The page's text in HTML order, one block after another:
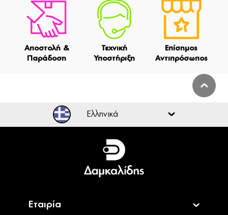
Αποστολή &
Παράδοση
Τεχνική
Υποστήριξη
Επίσημος
Αντιπρόσωπος
Ελληνικά
Ελληνικά
English
Εταιρία